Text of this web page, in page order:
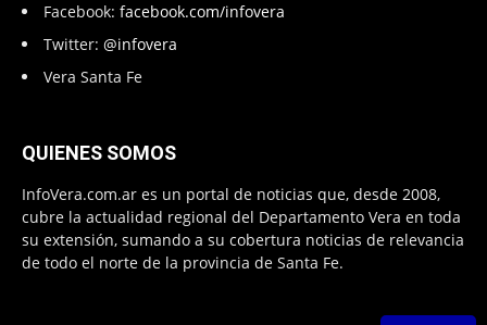
Facebook: facebook.com/infovera
Twitter: @infovera
Vera Santa Fe
QUIENES SOMOS
InfoVera.com.ar es un portal de noticias que, desde 2008,
cubre la actualidad regional del Departamento Vera en toda
su extensión, sumando a su cobertura noticias de relevancia
de todo el norte de la provincia de Santa Fe.